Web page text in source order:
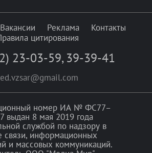
Вакансии Реклама
Контакты
цитирования
23-03-59, 39-39-41
номер ИА № ФС77–
выдан 8 мая 2019 года
службой по надзору в
связи, информационных
и массовых коммуникаций.